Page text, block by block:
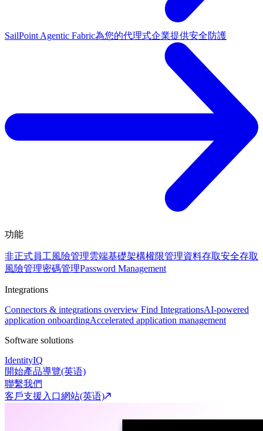
SailPoint Agentic Fabric為您的代理式企業提供安全防護
功能
非正式員工風險管理雲端基礎架構權限管理資料存取安全存取
風險管理密碼管理Password Management
Integrations
Connectors & integrations overview Find IntegrationsAI-powered
application onboardingAccelerated application management
Software solutions
IdentityIQ
開始產品導覽(英语)
聯繫我們
客戶支援入口網站(英语)